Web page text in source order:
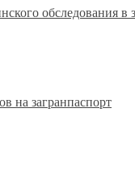
обследования в
на загранпаспорт